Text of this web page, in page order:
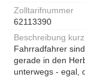
Zolltarifnummer
62113390
Beschreibung kurz
Fahrradfahrer
gerade in den
unterwegs - egal,